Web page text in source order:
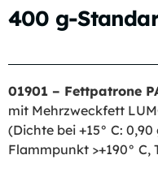
400 g-
01901 – Fettpatrone
mit Mehrzweckfett
(Dichte bei +15° C:
Flammpunkt >+190° C,